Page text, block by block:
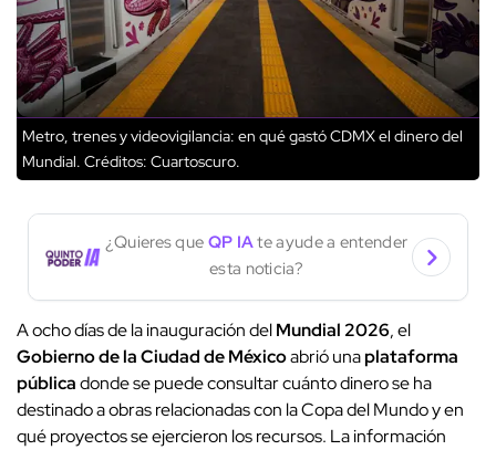
Metro, trenes y videovigilancia: en qué gastó CDMX el dinero del
Mundial. Créditos: Cuartoscuro.
¿Quieres que QP IAte ayude a entender
esta noticia?
A ocho días de la inauguración delMundial 2026, el
Gobierno de la Ciudad de Méxicoabrió unaplataforma
públicadonde se puede consultar cuánto dinero se ha
destinado a obras relacionadas con la Copa del Mundo y en
qué proyectos se ejercieron los recursos. La información